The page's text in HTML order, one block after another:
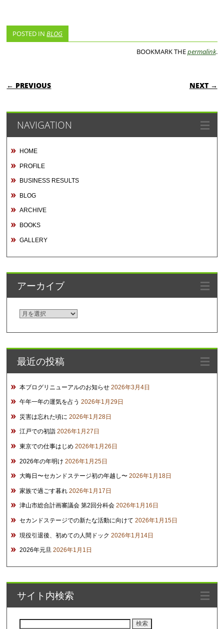
POSTED INBLOG
BOOKMARK THEpermalink.
POST NAVIGATION
← PREVIOUS NEXT →
NAVIGATION
HOME
PROFILE
BUSINESS RESULTS
BLOG
ARCHIVE
BOOKS
GALLERY
アーカイブ
ア
イ
ブ
最近の投稿
本ブログリニューアルのお知らせ 2026年3月4日
午年一年の運気を占う 2026年1月29日
災害は忘れた頃に 2026年1月28日
江戸での初詣 2026年1月27日
東京での仕事はじめ 2026年1月26日
2026年の年明け 2026年1月25日
大晦日〜セカンドステージ初の年越し〜 2026年1月18日
家族で過ごす暮れ 2026年1月17日
津山市総合計画審議会 第2回分科会 2026年1月16日
セカンドステージでの新たな活動に向けて 2026年1月15日
現役引退後、初めての人間ドック 2026年1月14日
2026年元旦 2026年1月1日
サイト内検索